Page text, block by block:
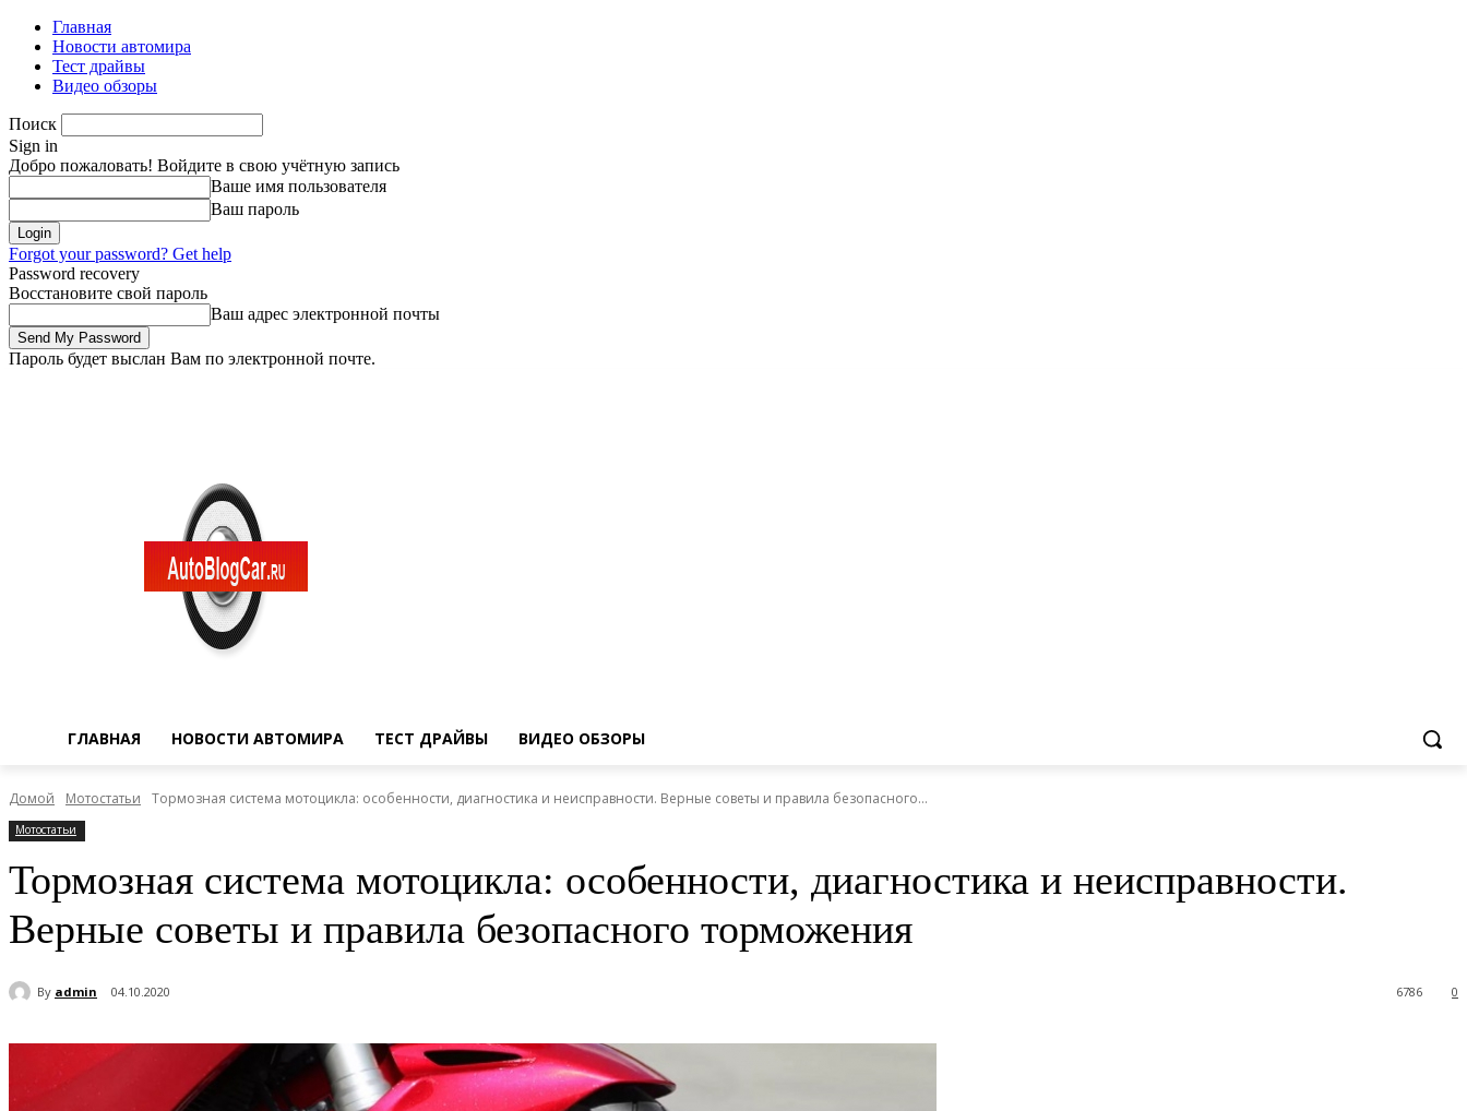
Главная
Новости автомира
Тест драйвы
Видео обзоры
Поиск
Sign in
Добро пожаловать! Войдите в свою учётную запись
Ваше имя пользователя
Ваш пароль
Forgot your password? Get help
Password recovery
Восстановите свой пароль
Ваш адрес электронной почты
Пароль будет выслан Вам по электронной почте.
ГЛАВНАЯ НОВОСТИ АВТОМИРА ТЕСТ ДРАЙВЫ ВИДЕО ОБЗОРЫ
Домой Мотостатьи Тормозная система мотоцикла: особенности, диагностика и неисправности. Верные советы и правила безопасного...
Мотостатьи
Тормозная система мотоцикла: особенности, диагностика и неисправности.
Верные советы и правила безопасного торможения
By admin 04.10.2020 0
6786